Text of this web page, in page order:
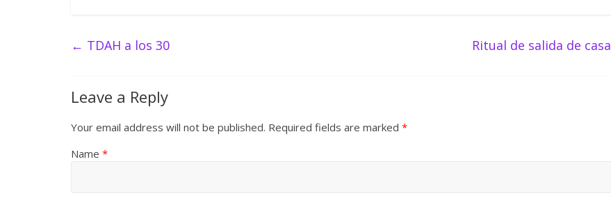
← TDAH a los 30 Ritual de salida de casa
Leave a Reply
Your email address will not be published. Required fields are marked *
Name *